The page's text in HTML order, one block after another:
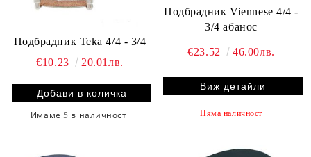
Подбрадник Teka 4/4 - 3/4
€10.23
20.01лв.
Имаме 5 в наличност
Подбрадник Viennese 4/4 -
3/4 абанос
€23.52 46.00лв.
Виж детайли
Няма наличност